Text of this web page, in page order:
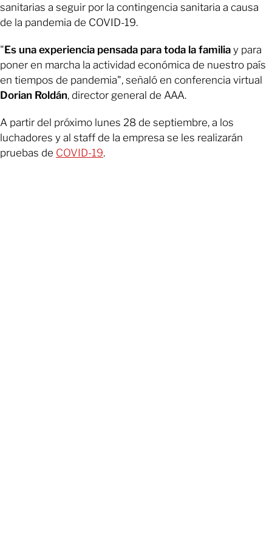
sanitarias a seguir por la contingencia sanitaria a causa
de la pandemia de COVID-19.
"Es una experiencia pensada para toda la familia y para
poner en marcha la actividad económica de nuestro país
en tiempos de pandemia", señaló en conferencia virtual
Dorian Roldán, director general de AAA.
A partir del próximo lunes 28 de septiembre, a los
luchadores y al staff de la empresa se les realizarán
pruebas de COVID-19.